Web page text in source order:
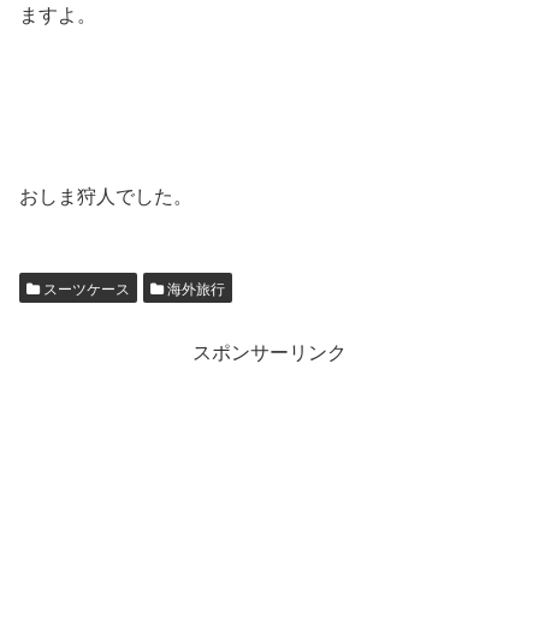
ますよ。
おしま狩人でした。
スーツケース 海外旅行
スポンサーリンク